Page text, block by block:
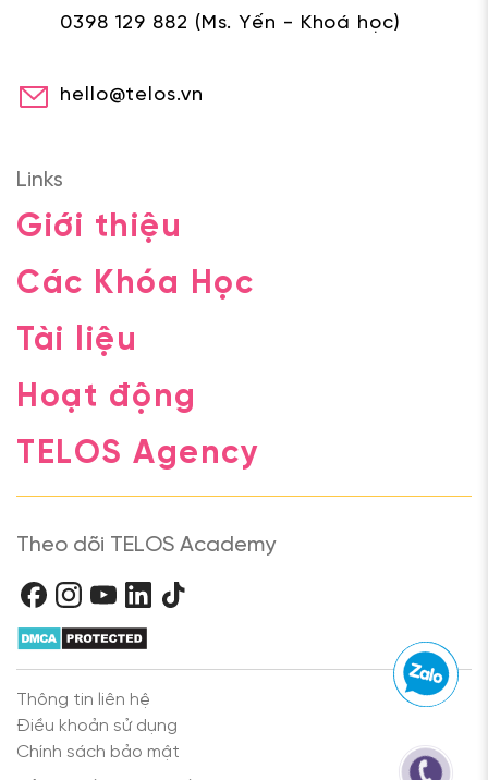
0398 129 882 (Ms. Yến - Khoá học)
hello@telos.vn
Links
Giới thiệu
Các Khóa Học
Tài liệu
Hoạt động
TELOS Agency
Theo dõi TELOS Academy
Thông tin liên hệ
Điều khoản sử dụng
Chính sách bảo mật